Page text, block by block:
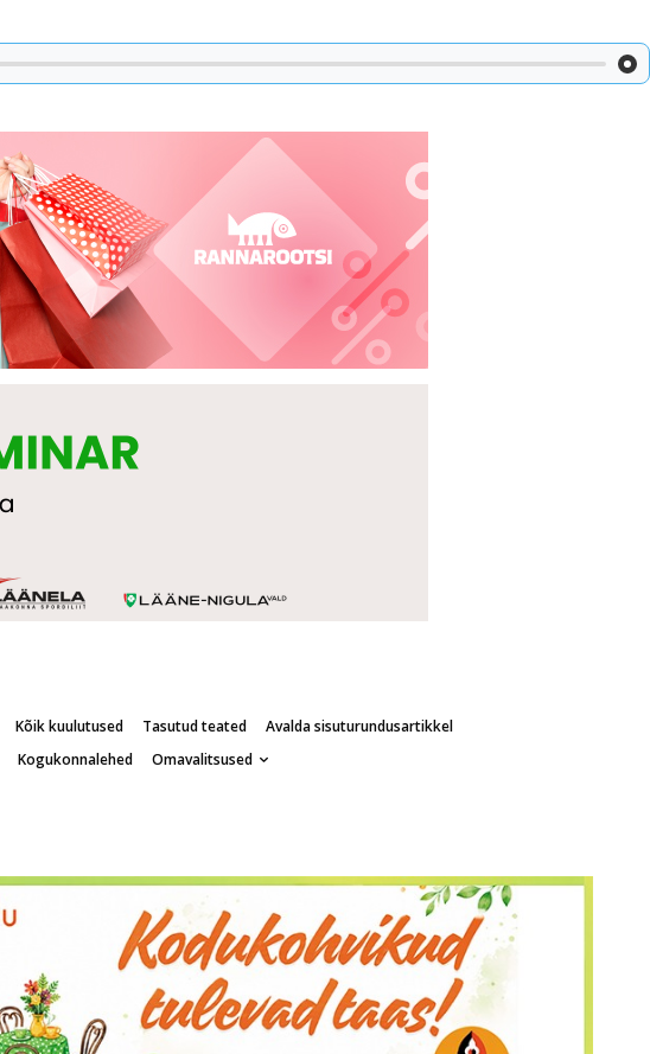
Kõik kuulutused Tasutud teated
Avalda sisuturundusartikkel
Kogukonnalehed
Omavalitsused